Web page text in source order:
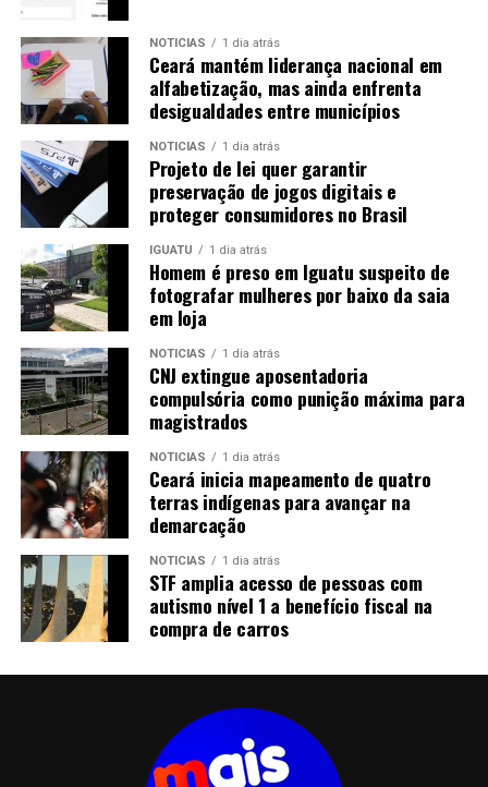
NOTICIAS 1 dia atrás
Ceará mantém liderança nacional em
alfabetização, mas ainda enfrenta
desigualdades entre municípios
NOTICIAS 1 dia atrás
Projeto de lei quer garantir
preservação de jogos digitais e
proteger consumidores no Brasil
IGUATU 1 dia atrás
Homem é preso em Iguatu suspeito de
fotografar mulheres por baixo da saia
em loja
NOTICIAS 1 dia atrás
CNJ extingue aposentadoria
compulsória como punição máxima para
magistrados
NOTICIAS 1 dia atrás
Ceará inicia mapeamento de quatro
terras indígenas para avançar na
demarcação
NOTICIAS 1 dia atrás
STF amplia acesso de pessoas com
autismo nível 1 a benefício fiscal na
compra de carros